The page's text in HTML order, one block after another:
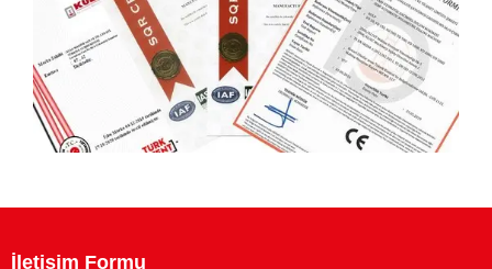
İletişim Formu